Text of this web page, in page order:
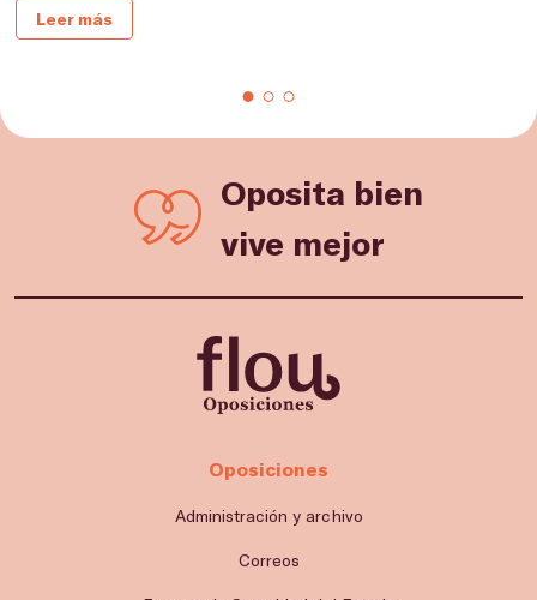
Leer más
Oposita bien
vive mejor
Oposiciones
Administración y archivo
Correos